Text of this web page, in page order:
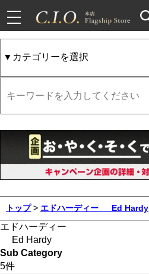
toggle
navigation
トップ > エドハーディー Ed Hardy
エドハーディー
Ed Hardy
Sub Category
5件